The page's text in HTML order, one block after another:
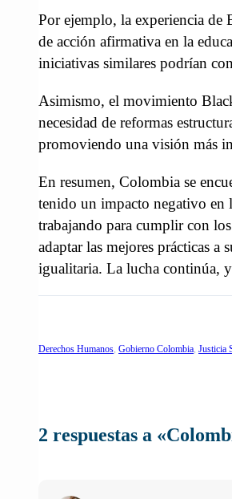
Por ejemplo, la experiencia de
de acción afirmativa en la
iniciativas similares podrían
Asimismo, el movimiento
necesidad de reformas
promoviendo una visión más
En resumen, Colombia se
tenido un impacto negativo en
trabajando para cumplir con
adaptar las mejores prácticas a
igualitaria. La lucha continúa,
Derechos Humanos, Gobierno Colombia, Justicia
2 respuestas a